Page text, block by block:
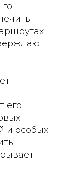
его
и особых